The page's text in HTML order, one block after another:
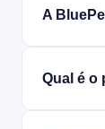
A
Qual é o